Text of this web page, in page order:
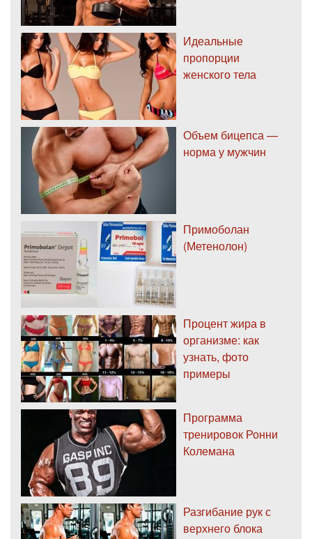
Идеальные
пропорции
женского тела
Объем бицепса —
норма у мужчин
Примоболан
(Метенолон)
Процент жира в
организме: как
узнать, фото
примеры
Программа
тренировок Ронни
Колемана
Разгибание рук с
верхнего блока